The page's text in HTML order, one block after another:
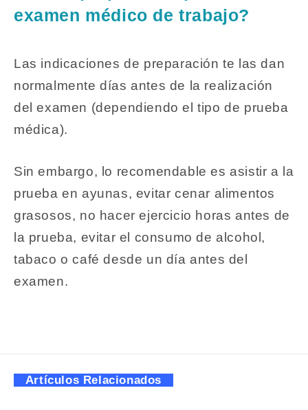
examen médico de trabajo?
Las indicaciones de preparación te las dan
normalmente días antes de la realización
del examen (dependiendo el tipo de prueba
médica).
Sin embargo, lo recomendable es asistir a la
prueba en ayunas, evitar cenar alimentos
grasosos, no hacer ejercicio horas antes de
la prueba, evitar el consumo de alcohol,
tabaco o café desde un día antes del
examen.
Artículos Relacionados